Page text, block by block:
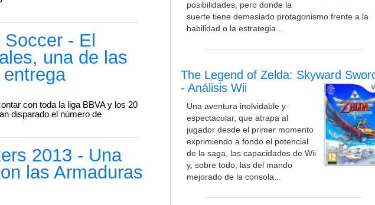
- El
una de las
con toda la liga BBVA y los 20
disparado el número de
2013 - Una
las Armaduras
posibilidades, pero donde la
suerte tiene demasiado protagonismo frente a la
habilidad o la estrategia...
The Legend of Zelda: Skyward
- Análisis Wii
Una aventura inolvidable y
espectacular, que atrapa al
jugador desde el primer momento
exprimiendo a fondo el potencial
de la saga, las capacidades de Wii
y, sobre todo, las del mando
mejorado de la consola...